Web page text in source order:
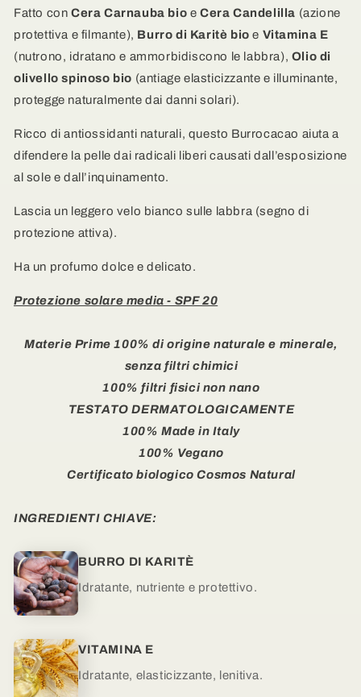
SPF
-
Nutre
le
labbra
protegge
dai
raggi
e
UVB
SPF
-
Nutre
le
labbra
le
protegge
dai
raggi
e
UVB
Fatto con Cera Carnauba bio eCera Candelilla (azione
protettiva e filmante), Burro di Karitè bio e Vitamina E
(nutrono, idratano e ammorbidiscono le labbra), Olio di
olivello spinoso bio (antiage elasticizzante e illuminante,
protegge naturalmente dai danni solari).
Ricco di antiossidanti naturali, questo Burrocacao aiuta a
difendere la pelle dai radicali liberi causati dall’esposizione
al sole e dall’inquinamento.
Lascia un leggero velo bianco sulle labbra (segno di
protezione attiva).
Ha un profumo dolce e delicato.
Protezione solare media - SPF 20
Materie Prime 100% di origine naturale e minerale,
senza filtri chimici
100% filtri fisici non nano
TESTATO DERMATOLOGICAMENTE
100% Made in Italy
100% Vegano
Certificato biologico Cosmos Natural
INGREDIENTI CHIAVE:
BURRO DI KARITÈ
Idratante, nutriente e protettivo.
VITAMINA E
Idratante, elasticizzante, lenitiva.